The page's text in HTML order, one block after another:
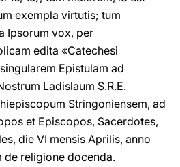
exempla virtutis; tum
Ipsorum vox, per
edita «Catechesi
Epistulam ad
Ladislaum S.R.E.
Stringoniensem, ad
et Episcopos, Sacerdotes,
die VI mensis Aprilis, anno
de religione docenda.